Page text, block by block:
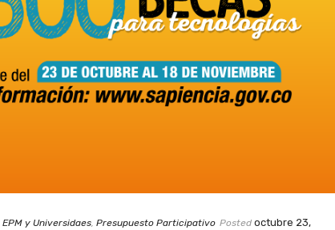
EPM y Universidaes, Presupuesto Participativo Posted octubre 23,